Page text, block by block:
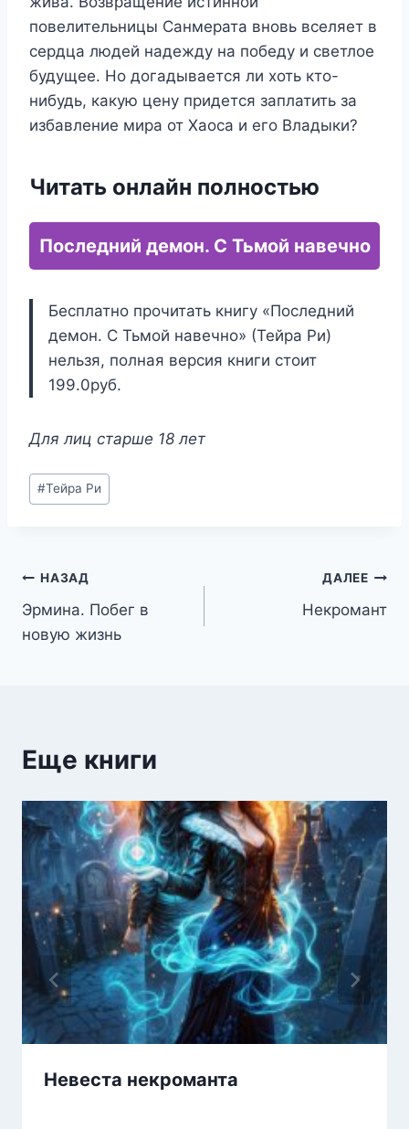
повелительницы Санмерата вновь вселяет в
сердца людей надежду на победу и светлое
будущее. Но догадывается ли хоть кто-
нибудь, какую цену придется заплатить за
избавление мира от Хаоса и его Владыки?
Читать онлайн полностью
Последний демон. С Тьмой навечно
Бесплатно прочитать книгу «Последний
демон. С Тьмой навечно» (Тейра Ри)
нельзя, полная версия книги стоит
199.0руб.
Для лиц старше 18 лет
Метки
записи:
#Тейра Ри
Навигация
по
НАЗАД
Эрмина. Побег в
новую жизнь
ДАЛЕЕ
Некромант
Еще книги
Невеста некроманта